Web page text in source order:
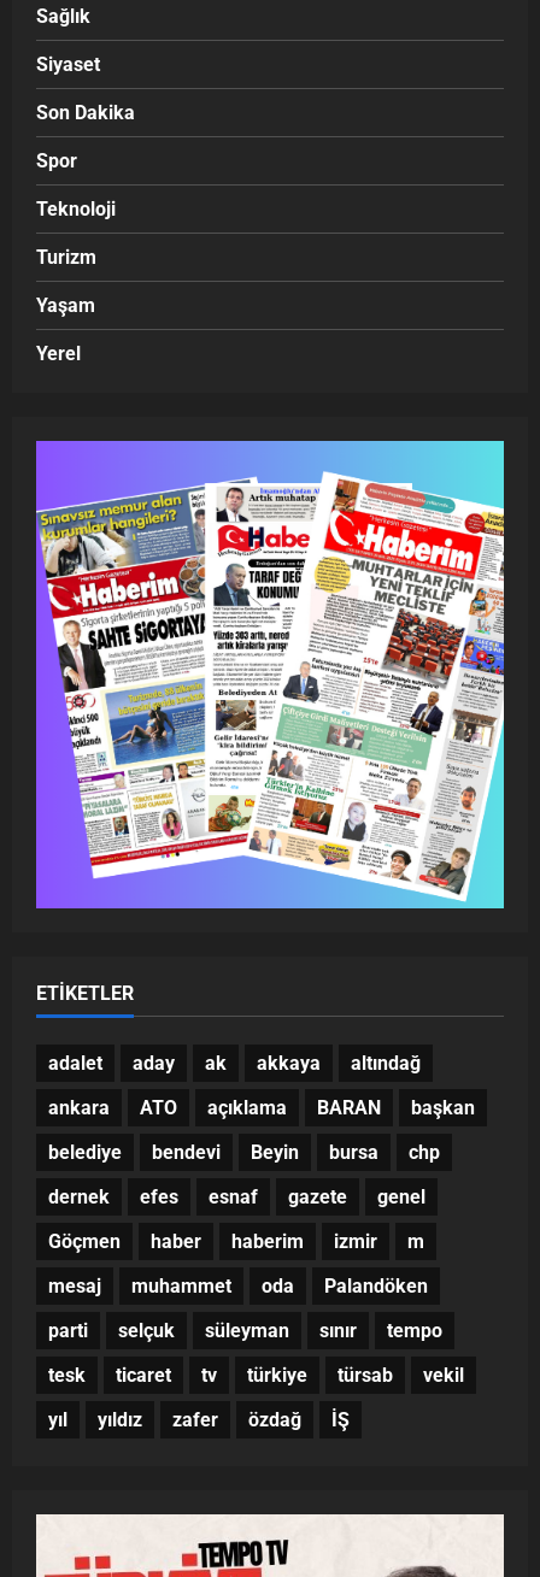
Sağlık
Siyaset
Son Dakika
Spor
Teknoloji
Turizm
Yaşam
Yerel
ETIKETLER
adalet aday ak akkaya
altındağ
ankara
ATO açıklama BARAN
başkan
belediye
bendevi Beyin bursa
chp
dernek
efes esnaf gazete
genel
Göçmen
haber haberim izmir
m
mesaj
muhammet oda
Palandöken
parti
selçuk süleyman sınır
tempo
tesk
ticaret tv türkiye türsab
vekil
yıl
yıldız zafer özdağ İŞ